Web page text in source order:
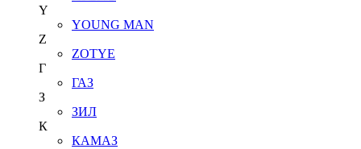
Y
YOUNG MAN
Z
ZOTYE
Г
ГАЗ
З
ЗИЛ
К
КАМАЗ